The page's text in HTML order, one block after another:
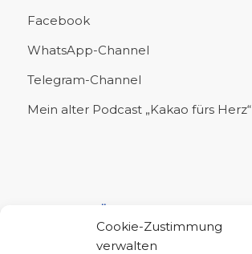
Cookie-Zustimmung
verwalten
Facebook
WhatsApp-Channel
Telegram-Channel
Mein alter Podcast „Kakao fürs Herz“